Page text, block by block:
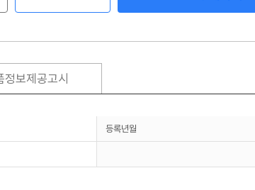
정보제공고시
등록년월